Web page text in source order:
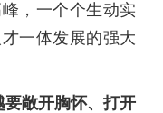
，一个个生动实
一体发展的强大
敞开胸怀、打开